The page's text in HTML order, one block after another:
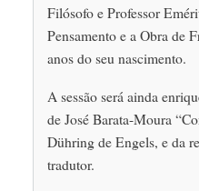
Filósofo e Professor
Pensamento e a Obra de
anos do seu nascimento.
A sessão será ainda
de José Barata-Moura
Dühring de Engels, e da
tradutor.